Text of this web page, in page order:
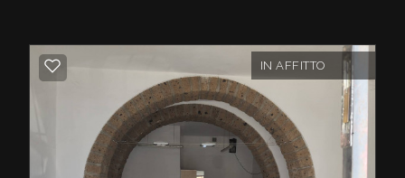
In sintesi, questo locale commerciale in
Affitto a Soriano nel Cimino è una scelta
ideale per chi cerca uno spazio ampio, ben
posizionato e in ottime condizioni per avviare
o ampliare la propria attività commerciale.
IN AFFITTO